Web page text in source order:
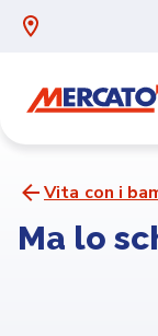
Vita con i
Ma lo